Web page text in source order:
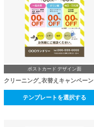
ポストカード デザイン面
クリーニング_衣替えキャンペーン
テンプレートを選択する